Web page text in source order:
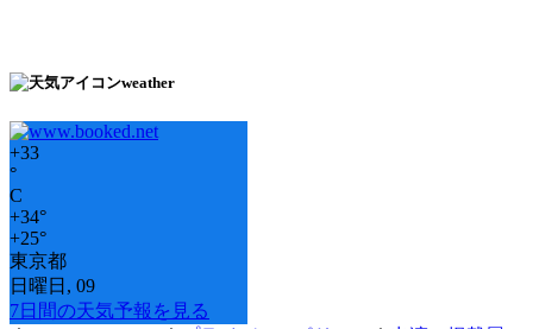
weather
+33
°
C
+34°
+25°
東京都
日曜日, 09
7日間の天気予報を見る